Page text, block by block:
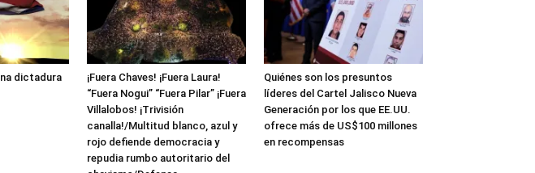
dictadura
¡Fuera Chaves! ¡Fuera Laura!
“Fuera Nogui” “Fuera Pilar” ¡Fuera
Villalobos! ¡Trivisión
canalla!/Multitud blanco, azul y
rojo defiende democracia y
repudia rumbo autoritario del
Quiénes son los presuntos
líderes del Cartel Jalisco Nueva
Generación por los que EE.UU.
ofrece más de US$100 millones
en recompensas